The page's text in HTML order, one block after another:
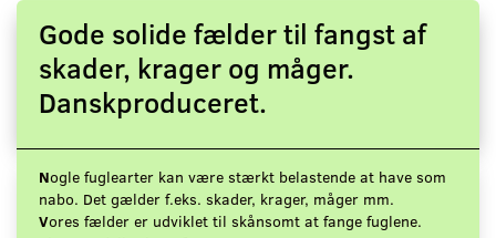
Gode solide fælder til fangst af
skader, krager og måger.
Danskproduceret.
Nogle fuglearter kan være stærkt belastende at have som
nabo. Det gælder f.eks. skader, krager, måger mm.
Vores fælder er udviklet til skånsomt at fange fuglene.